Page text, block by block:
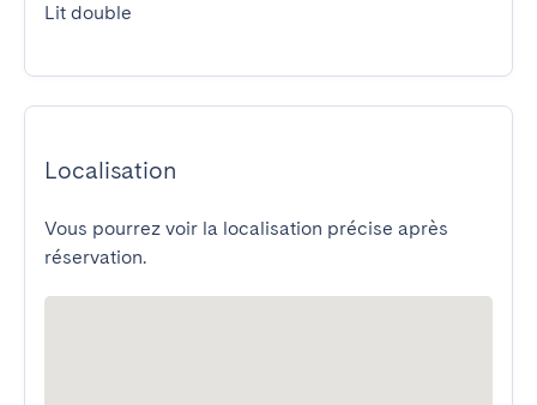
Lit double
Localisation
Vous pourrez voir la localisation précise après
réservation.